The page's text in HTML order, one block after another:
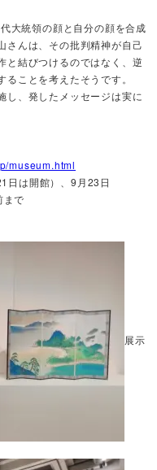
大統領の顔と自分の顔を合成
さんは、その批判精神が自己
と結びつけるのではなく、逆
ことを考えたそうです。
し、発したメッセージは実に
museum.html
は開館）、9月23日
で
展示